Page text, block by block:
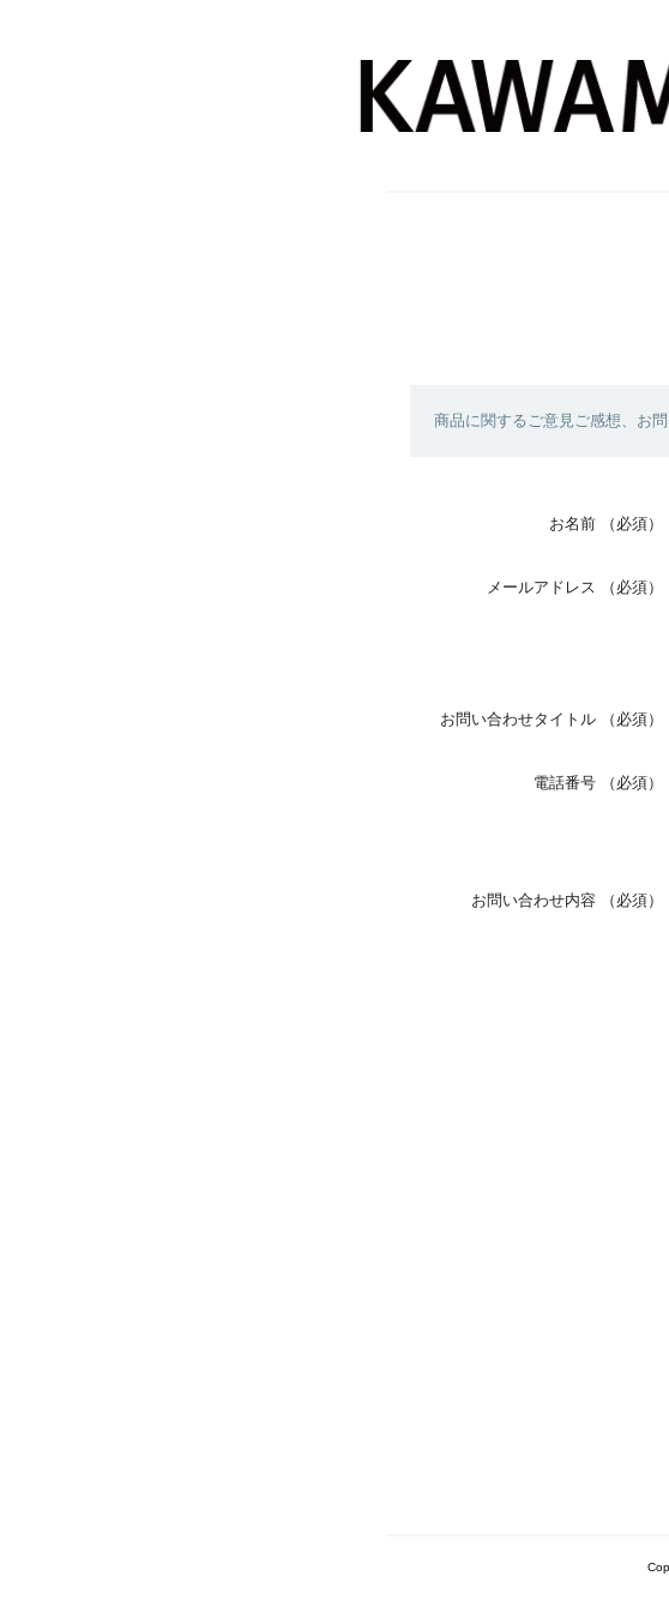
商品に関するご意見ご感想、お
お名前 （必須）
メールアドレス （必須）
お問い合わせタイトル （必須）
電話番号 （必須）
お問い合わせ内容 （必須）